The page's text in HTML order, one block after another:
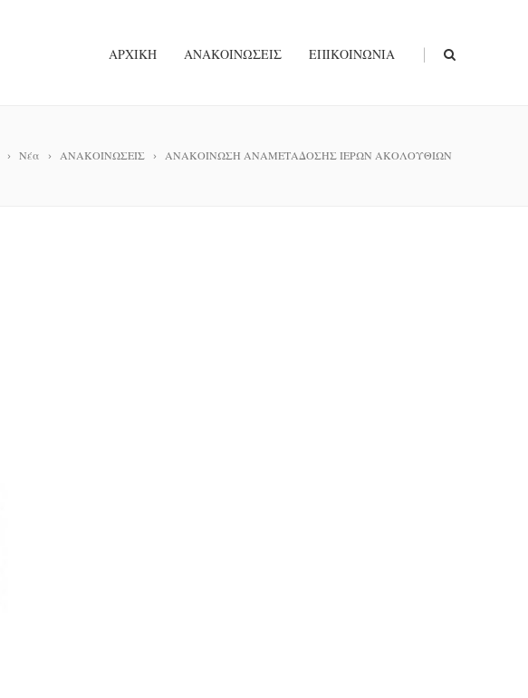
ΑΡΧΙΚΉ ΑΝΑΚΟΙΝΏΣΕΙΣ ΕΠΙΚΟΙΝΩΝΊΑ |
Νέα ΑΝΑΚΟΙΝΩΣΕΙΣ ΑΝΑΚΟΙΝΩΣΗ ΑΝΑΜΕΤΑΔΟΣΗΣ ΙΕΡΩΝ ΑΚΟΛΟΥΘΙΩΝ